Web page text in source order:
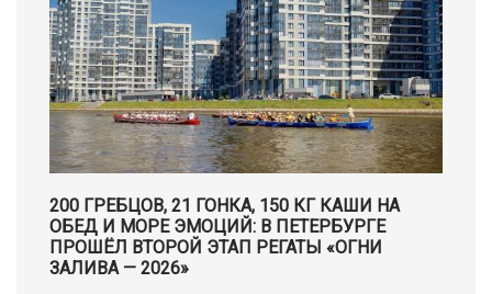
200 ГРЕБЦОВ, 21 ГОНКА, 150 КГ КАШИ НА
ОБЕД И МОРЕ ЭМОЦИЙ: В ПЕТЕРБУРГЕ
ПРОШЁЛ ВТОРОЙ ЭТАП РЕГАТЫ «ОГНИ
ЗАЛИВА — 2026»